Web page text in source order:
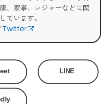
、家事、レジャーなどに関
ています。
Twitter
LINE